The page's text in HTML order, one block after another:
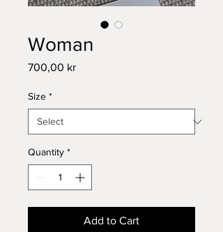
Woman
700,00 krPrice
Size *
Quantity *
Add to Cart